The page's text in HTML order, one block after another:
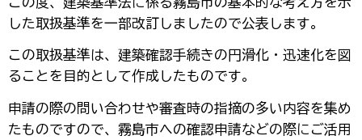
した取扱基準を一部改訂しましたので公表します。
この取扱基準は、建築確認手続きの円滑化・迅速化を図
ることを目的として作成したものです。
申請の際の問い合わせや審査時の指摘の多い内容を集め
たものですので、霧島市への確認申請などの際にご活用